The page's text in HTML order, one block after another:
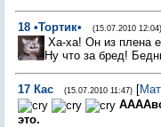
18 •Тортик• (15.07.2010 12:04)
Ха-ха! Он из плена
Ну что за бред!
17 Кас (15.07.2010 11:47) [
это.